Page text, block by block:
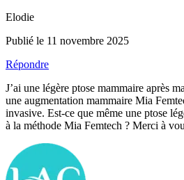
Elodie
Publié le 11 novembre 2025
Répondre
J’ai une légère ptose mammaire après
une augmentation mammaire Mia
invasive. Est-ce que même une ptose
à la méthode Mia Femtech ? Merci à